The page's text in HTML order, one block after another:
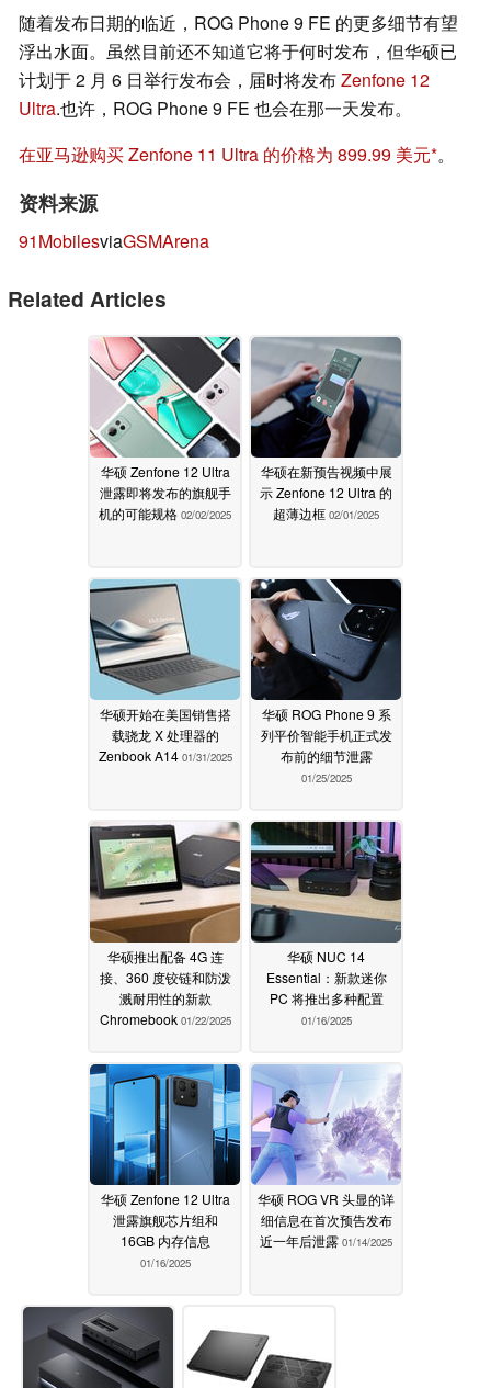
随着发布日期的临近，ROG Phone 9 FE 的更多细节有望
浮出水面。虽然目前还不知道它将于何时发布，但华硕已
计划于 2 月 6 日举行发布会，届时将发布Zenfone 12
Ultra.也许，ROG Phone 9 FE 也会在那一天发布。
在亚马逊购买 Zenfone 11 Ultra 的价格为 899.99 美元 。
资料来源
91MobilesviaGSMArena
Related Articles
华硕 Zenfone 12 Ultra
泄露即将发布的旗舰手
机的可能规格 02/02/2025
华硕在新预告视频中展
示 Zenfone 12 Ultra 的
超薄边框 02/01/2025
华硕开始在美国销售搭
载骁龙 X 处理器的
Zenbook A14 01/31/2025
华硕 ROG Phone 9 系
列平价智能手机正式发
布前的细节泄露
01/25/2025
华硕推出配备 4G 连
接、360 度铰链和防泼
溅耐用性的新款
Chromebook 01/22/2025
华硕 NUC 14
Essential：新款迷你
PC 将推出多种配置
01/16/2025
华硕 Zenfone 12 Ultra
泄露旗舰芯片组和
16GB 内存信息
01/16/2025
华硕 ROG VR 头显的详
细信息在首次预告发布
近一年后泄露 01/14/2025